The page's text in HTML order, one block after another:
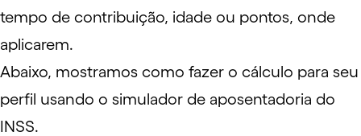
tempo de contribuição, idade ou pontos, onde
aplicarem.
Abaixo, mostramos como fazer o cálculo para seu
perfil usando o simulador de aposentadoria do
INSS.